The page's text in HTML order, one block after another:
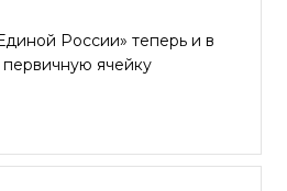
России» теперь и в
первичную ячейку